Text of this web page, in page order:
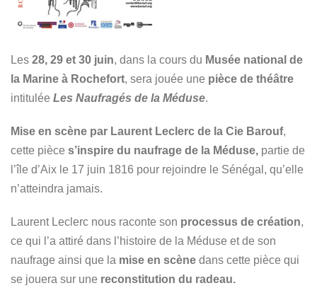
Les 28, 29 et 30 juin, dans la cours du Musée national de
la Marine à Rochefort, sera jouée une pièce de théâtre
intitulée Les Naufragés de la Méduse.
Mise en scène par Laurent Leclerc de la Cie Barouf,
cette pièce s’inspire du naufrage de la Méduse, partie de
l’île d’Aix le 17 juin 1816 pour rejoindre le Sénégal, qu’elle
n’atteindra jamais.
Laurent Leclerc nous raconte son processus de création,
ce qui l’a attiré dans l’histoire de la Méduse et de son
naufrage ainsi que la mise en scène dans cette pièce qui
se jouera sur une reconstitution du radeau.